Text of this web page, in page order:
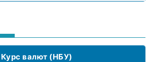
Курс валют (НБУ)